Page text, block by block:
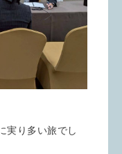
実り多い旅でし